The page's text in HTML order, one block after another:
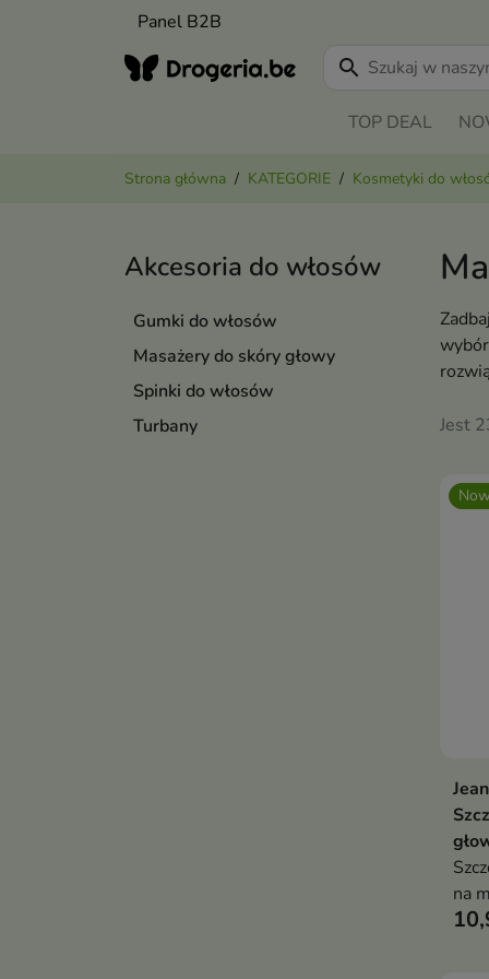
Panel B2B
search
TOP DEAL
Strona główna KATEGORIE Kosmetyki do
Akcesoria do włosów
Gumki do włosów
Masażery do skóry głowy
Spinki do włosów
Turbany
Jest
na